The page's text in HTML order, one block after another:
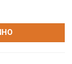
quantidade